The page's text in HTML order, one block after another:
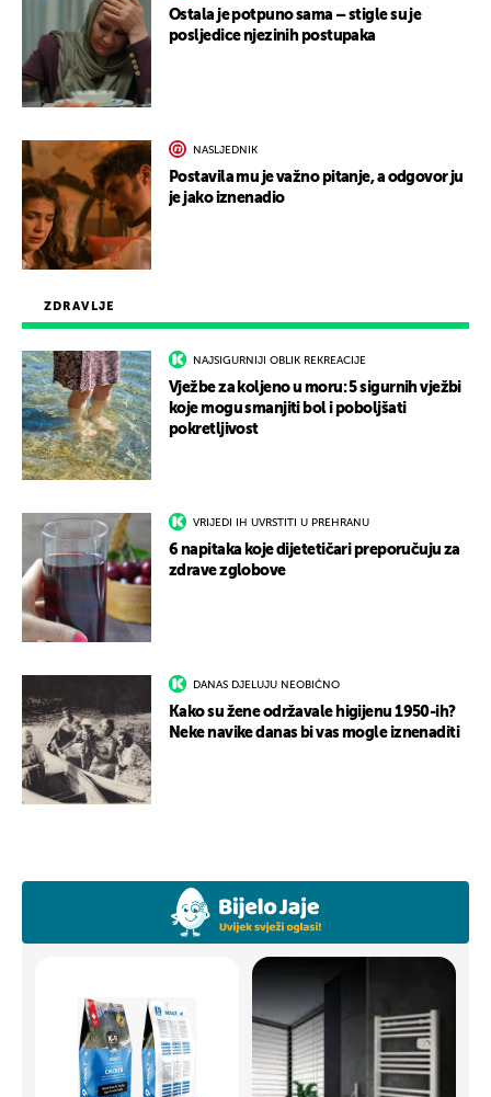
ZDRAVLJE
NAJSIGURNIJI OBLIK REKREACIJE
Vježbe za koljeno u moru: 5 sigurnih vježbi
koje mogu smanjiti bol i poboljšati
pokretljivost
VRIJEDI IH UVRSTITI U PREHRANU
6 napitaka koje dijetetičari preporučuju za
zdrave zglobove
DANAS DJELUJU NEOBIČNO
Kako su žene održavale higijenu 1950-ih?
Neke navike danas bi vas mogle iznenaditi
Ostala je potpuno sama – stigle su je
posljedice njezinih postupaka
NASLJEDNIK
Postavila mu je važno pitanje, a odgovor ju
je jako iznenadio